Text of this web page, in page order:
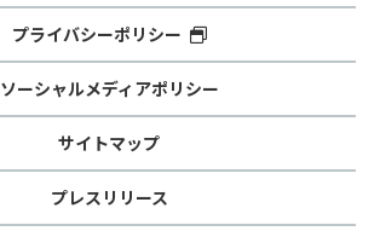
プライバシーポリシー
ソーシャルメディアポリシー
サイトマップ
プレスリリース